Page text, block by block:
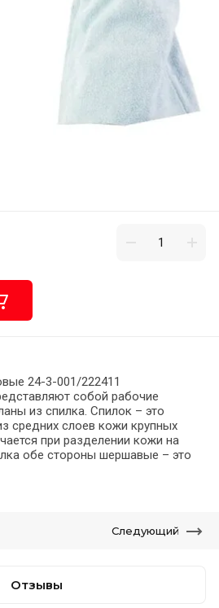
24-3-001/222411
собой рабочие
из спилка. Спилок – это
средних слоев кожи крупных
при разделении кожи на
обе стороны шершавые – это
Следующий
Отзывы